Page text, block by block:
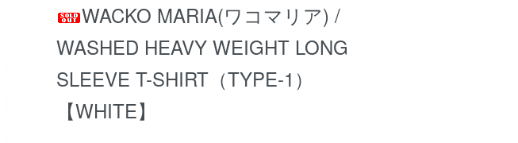
WACKO MARIA(ワコマリア) /
WASHED HEAVY WEIGHT LONG
SLEEVE T-SHIRT（TYPE-1）
【WHITE】